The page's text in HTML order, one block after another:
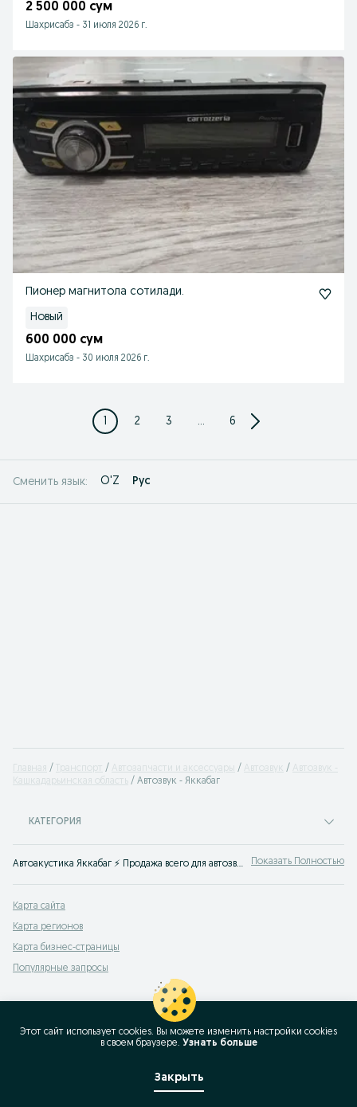
2 500 000 сум
Шахрисабз - 31 июля 2026 г.
Пионер магнитола сотилади.
Новый
600 000 сум
Шахрисабз - 30 июля 2026 г.
1 2 3 ... 6
Сменить язык: O'Z Рус
Главная Транспорт Автозапчасти и аксессуары Автозвук
Автозвук -
Кашкадарьинская область
Автозвук - Яккабаг
КАТЕГОРИЯ
Автоакустика Яккабаг ⚡ Продажа всего для автозвука в машину на ⮫ OLX.uz Показать Полностью
Карта сайта
Карта регионов
Карта бизнес-страницы
Популярные запросы
Этот сайт использует cookies. Вы можете изменить настройки cookies
в своeм браузере. Узнать больше
Закрыть